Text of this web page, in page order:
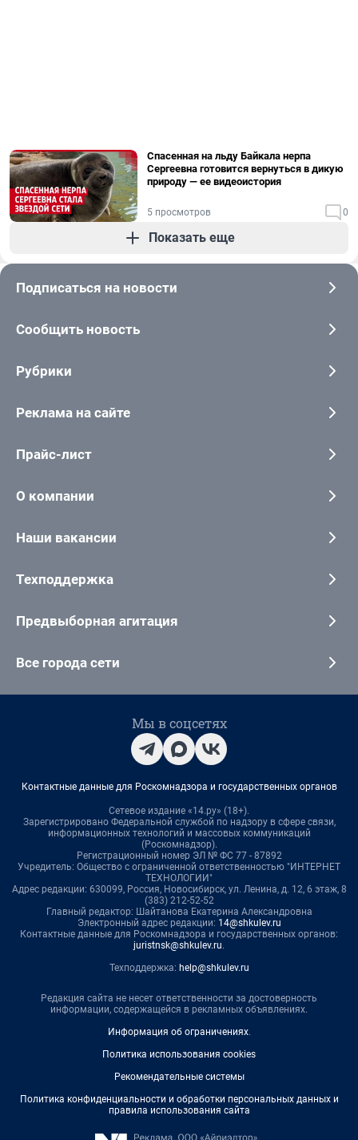
Спасенная на льду Байкала нерпа
Сергеевна готовится вернуться в дикую
природу — ее видеоистория
5 просмотров 0
Показать еще
Подписаться на новости
Сообщить новость
Рубрики
Реклама на сайте
Прайс-лист
О компании
Наши вакансии
Техподдержка
Предвыборная агитация
Все города сети
Мы в соцсетях
Контактные данные для Роскомнадзора и государственных органов
Сетевое издание «14.ру» (18+).
Зарегистрировано Федеральной службой по надзору в сфере связи,
информационных технологий и массовых коммуникаций
(Роскомнадзор).
Регистрационный номер ЭЛ № ФС 77 - 87892
Учредитель: Общество с ограниченной ответственностью "ИНТЕРНЕТ
ТЕХНОЛОГИИ"
Адрес редакции: 630099, Россия, Новосибирск, ул. Ленина, д. 12, 6 этаж, 8
(383) 212-52-52
Главный редактор: Шайтанова Екатерина Александровна
Электронный адрес редакции: 14@shkulev.ru
Контактные данные для Роскомнадзора и государственных органов:
juristnsk@shkulev.ru.
Техподдержка: help@shkulev.ru
Редакция сайта не несет ответственности за достоверность
информации, содержащейся в рекламных объявлениях.
Информация об ограничениях.
Политика использования cookies
Рекомендательные системы
Политика конфиденциальности и обработки персональных данных и
правила использования сайта